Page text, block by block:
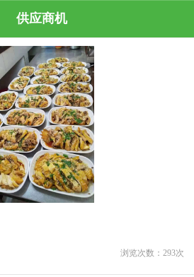
供应商机
浏览次数： 293次